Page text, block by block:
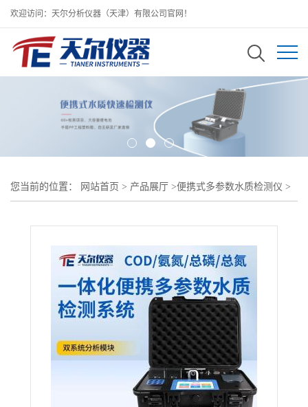
欢迎访问：天尔分析仪器（天津）有限公司官网！
您当前的位置： 网站首页 > 产品展厅 >便携式多参数水质检测仪 >